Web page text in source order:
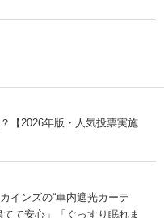
【2026年版・人気投票実施
インズの“車内遮光カーテ
て安心」「ぐっすり眠れま